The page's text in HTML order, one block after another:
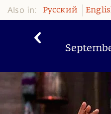
Also in: Pусский